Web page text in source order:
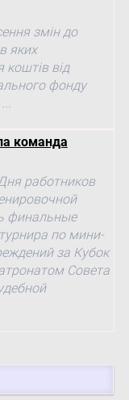
змін до
яких
коштів від
фонду
команда
работников
финальные
по мини-
за Кубок
Совета